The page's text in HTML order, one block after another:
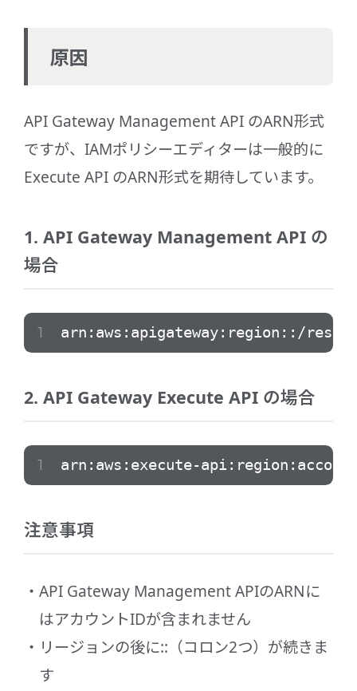
原因
API Gateway Management API のARN形式
ですが、IAMポリシーエディターは一般的に
Execute API のARN形式を期待しています。
1. API Gateway Management API の
場合
arn:aws:apigateway:region::/
2. API Gateway Execute API の場合
arn:aws:execute-
注意事項
API Gateway Management APIのARNに
はアカウントIDが含まれません
リージョンの後に::（コロン2つ）が続きま
す